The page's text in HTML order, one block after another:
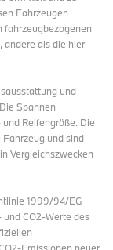
Fahrzeugen
fahrzeugbezogenen
andere als die hier
und
Spannen
Reifengröße. Die
und sind
Vergleichszwecken
1999/94/EG
CO2-Werte des